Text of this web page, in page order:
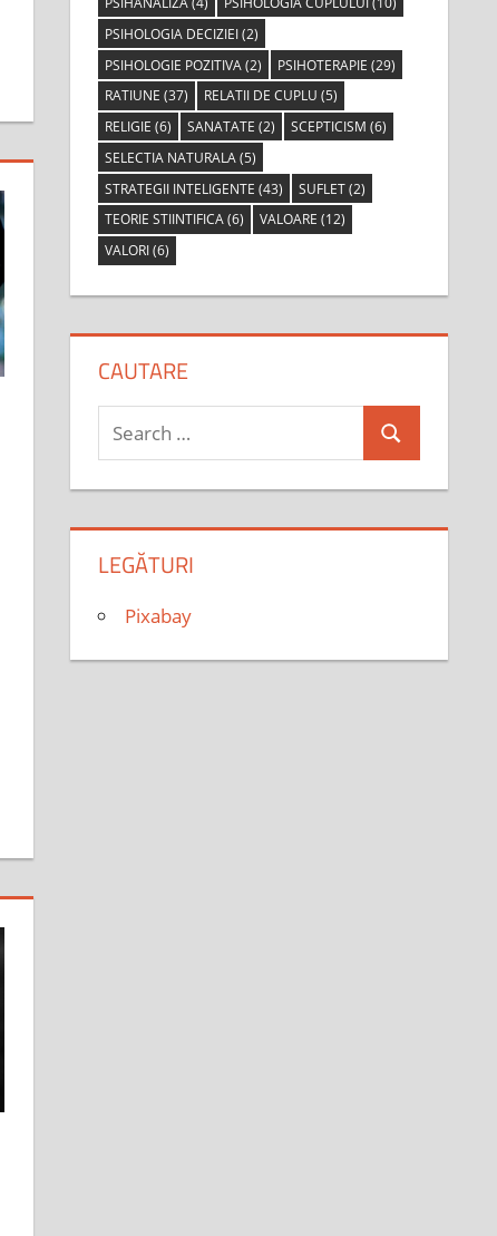
PSIHOLOGIA DECIZIEI(2)
PSIHOLOGIE POZITIVA(2) PSIHOTERAPIE (29)
RATIUNE (37) RELATII DE CUPLU (5)
RELIGIE (6) SANATATE (2) SCEPTICISM (6)
SELECTIA NATURALA(5)
STRATEGII INTELIGENTE (43) SUFLET(2)
TEORIE STIINTIFICA(6) VALOARE (12)
VALORI(6)
CAUTARE
Search
for:
Search
LEGĂTURI
Pixabay